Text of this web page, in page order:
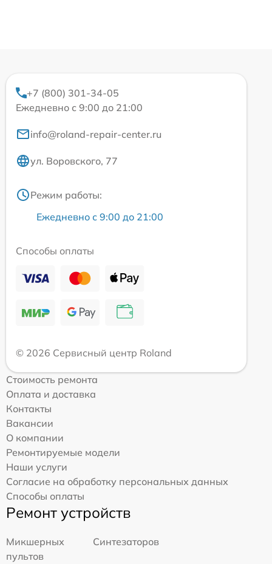
+7 (800) 301-34-05
Ежедневно с 9:00 до 21:00
info@roland-repair-center.ru
ул. Воровского, 77
Режим работы:
Ежедневно с 9:00 до 21:00
Способы оплаты
© 2026 Сервисный центр Roland
Стоимость ремонта
Оплата и доставка
Контакты
Вакансии
О компании
Ремонтируемые модели
Наши услуги
Согласие на обработку персональных данных
Способы оплаты
Ремонт устройств
Микшерных
пультов
Синтезаторов